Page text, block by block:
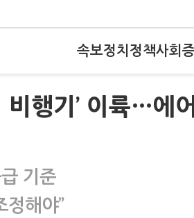
속보정치 정책사회
행기’ 이륙…에어
기준
정해야”